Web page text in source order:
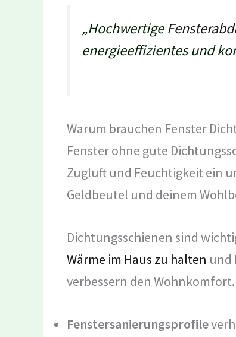
„Hochwertige
energieeffizientes und
Warum brauchen Fenster
Fenster ohne gute
Zugluft und Feuchtigkeit ein
Geldbeutel und deinem
Dichtungsschienen sind
Wärme im Haus zu halten und
verbessern den Wohnkomfort.
Fenstersanierungsprofile